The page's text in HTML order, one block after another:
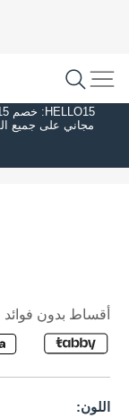
أقساط بدون فوائد
اللون: